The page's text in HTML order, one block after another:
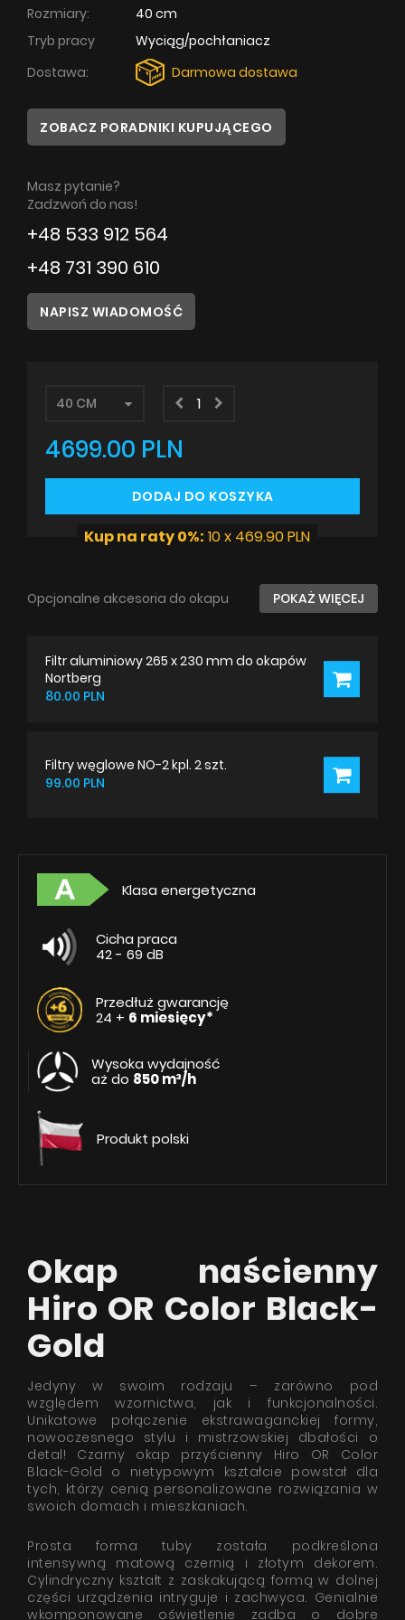
Poradnik
Serwis
Instrukcje
Rozmiary:
40 cm
Tryb pracy
Wyciąg/pochłaniacz
Dostawa:
Darmowa dostawa
ZOBACZ PORADNIKI KUPUJĄCEGO
Masz pytanie?
Zadzwoń do nas!
+48 533 912 564
+48 731 390 610
NAPISZ WIADOMOŚĆ
4699.00 PLN
DODAJ DO KOSZYKA
Kup na raty 0%: 10 x 469.90 PLN
Opcjonalne akcesoria do okapu POKAŻ WIĘCEJ
Filtr aluminiowy 265 x 230 mm do okapów
Nortberg
80.00 PLN
Filtry węglowe NO-2 kpl. 2 szt.
99.00 PLN
Klasa energetyczna
Cicha praca
42 - 69 dB
Przedłuż gwarancję
24 + 6 miesięcy*
Wysoka wydajność
aż do 850 m³/h
Produkt polski
Okap naścienny
Hiro OR Color Black-
Gold
Jedyny w swoim rodzaju – zarówno pod
względem wzornictwa, jak i funkcjonalności.
Unikatowe połączenie ekstrawaganckiej formy,
nowoczesnego stylu i mistrzowskiej dbałości o
detal! Czarny okap przyścienny Hiro OR Color
Black-Gold o nietypowym kształcie powstał dla
tych, którzy cenią personalizowane rozwiązania w
swoich domach i mieszkaniach.
Prosta forma tuby została podkreślona
intensywną matową czernią i złotym dekorem.
Cylindryczny kształt z zaskakującą formą w dolnej
części urządzenia intryguje i zachwyca. Genialnie
wkomponowane oświetlenie zadba o dobre